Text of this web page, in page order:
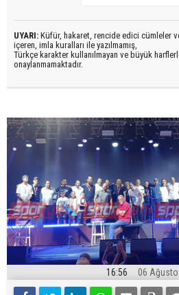
UYARI: Küfür, hakaret, rencide edici cümleler
içeren, imla kuralları ile yazılmamış,
Türkçe karakter kullanılmayan ve büyük
onaylanmamaktadır.
16:56 06